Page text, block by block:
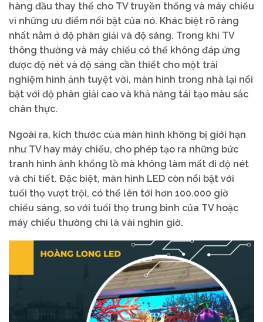
hàng đầu thay thế cho TV truyền thống và máy chiếu
vì những ưu điểm nổi bật của nó. Khác biệt rõ ràng
nhất nằm ở độ phân giải và độ sáng. Trong khi TV
thông thường và máy chiếu có thể không đáp ứng
được độ nét và độ sáng cần thiết cho một trải
nghiệm hình ảnh tuyệt vời, màn hình trong nhà lại nổi
bật với độ phân giải cao và khả năng tái tạo màu sắc
chân thực.
Ngoài ra, kích thước của màn hình không bị giới hạn
như TV hay máy chiếu, cho phép tạo ra những bức
tranh hình ảnh khổng lồ mà không làm mất đi độ nét
và chi tiết. Đặc biệt, màn hình LED còn nổi bật với
tuổi thọ vượt trội, có thể lên tới hơn 100.000 giờ
chiếu sáng, so với tuổi thọ trung bình của TV hoặc
máy chiếu thường chỉ là vài nghìn giờ.